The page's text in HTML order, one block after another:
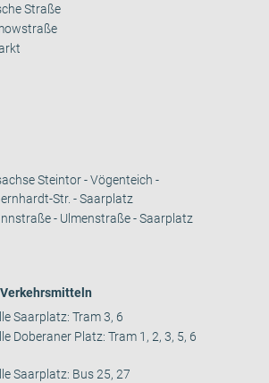
Straße
Steintor - Vögenteich -
Str. - Saarplatz
- Ulmenstraße - Saarplatz
Saarplatz: Tram 3, 6
Doberaner Platz: Tram 1, 2, 3, 5, 6
Saarplatz: Bus 25, 27